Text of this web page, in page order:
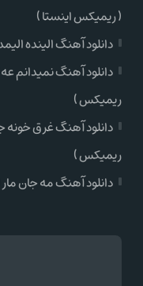
( ریمیکس اینستا )
دانلود آهنگ الینده
دانلود آهنگ نمیدانم عه
ریمیکس )
دانلود آهنگ غرق
ریمیکس )
دانلود آهنگ مه جان